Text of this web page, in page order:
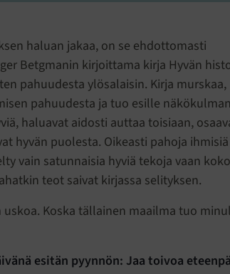
haluan jakaa, on se ehdottomasti
Betgmanin kirjoittama kirja Hyvän
pahuudesta ylösalaisin. Kirja murskaa,
pahuudesta ja tuo esille
haluavat aidosti auttaa toisiaan,
hyvän puolesta. Oikeasti pahoja
vain satunnaisia hyviä tekoja vaan koko
teot saivat kirjassa selityksen.
Koska tällainen maailma tuo
esitän pyynnön: Jaa toivoa